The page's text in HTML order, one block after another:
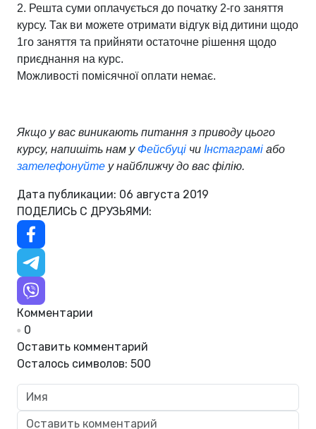
2. Решта суми оплачується до початку 2-го заняття
курсу. Так ви можете отримати відгук від дитини щодо
1го заняття та прийняти остаточне рішення щодо
приєднання на курс.
Можливості помісячної оплати немає.
Якщо у вас виникають питання з приводу цього
курсу, напишіть нам у Фейсбуці чи Інстаграмі або
зателефонуйте у найближчу до вас філію.
Дата публикации: 06 августа 2019
ПОДЕЛИСЬ С ДРУЗЬЯМИ:
Комментарии
0
Оставить комментарий
Осталось символов: 500